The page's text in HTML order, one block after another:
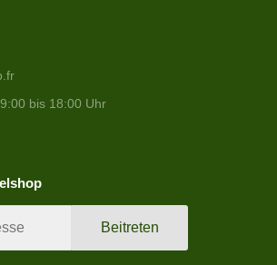
bis 18:00 Uhr
Beitreten